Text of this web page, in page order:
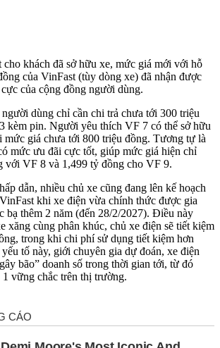
cho khách đã sở hữu xe, mức giá mới với hỗ
của VinFast (tùy dòng xe) đã nhận được
của cộng đồng người dùng.
dùng chỉ cần chi trả chưa tới 300 triệu
kèm pin. Người yêu thích VF 7 có thể sở hữu
giá chưa tới 800 triệu đồng. Tương tự là
mức ưu đãi cực tốt, giúp mức giá hiện chỉ
với VF 8 và 1,499 tỷ đồng cho VF 9.
dẫn, nhiều chủ xe cũng đang lên kế hoạch
khi xe điện vừa chính thức được gia
bạ thêm 2 năm (đến 28/2/2027). Điều này
xăng cùng phân khúc, chủ xe điện sẽ tiết kiệm
trong khi chi phí sử dụng tiết kiệm hơn
tố này, giới chuyên gia dự đoán, xe điện
bão” doanh số trong thời gian tới, từ đó
vững chắc trên thị trường.